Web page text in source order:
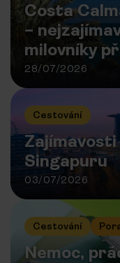
Costa
–
milovníky
28/07/2026
Cestování
Singapuru
03/07/2026
Cestování
Nemoc,